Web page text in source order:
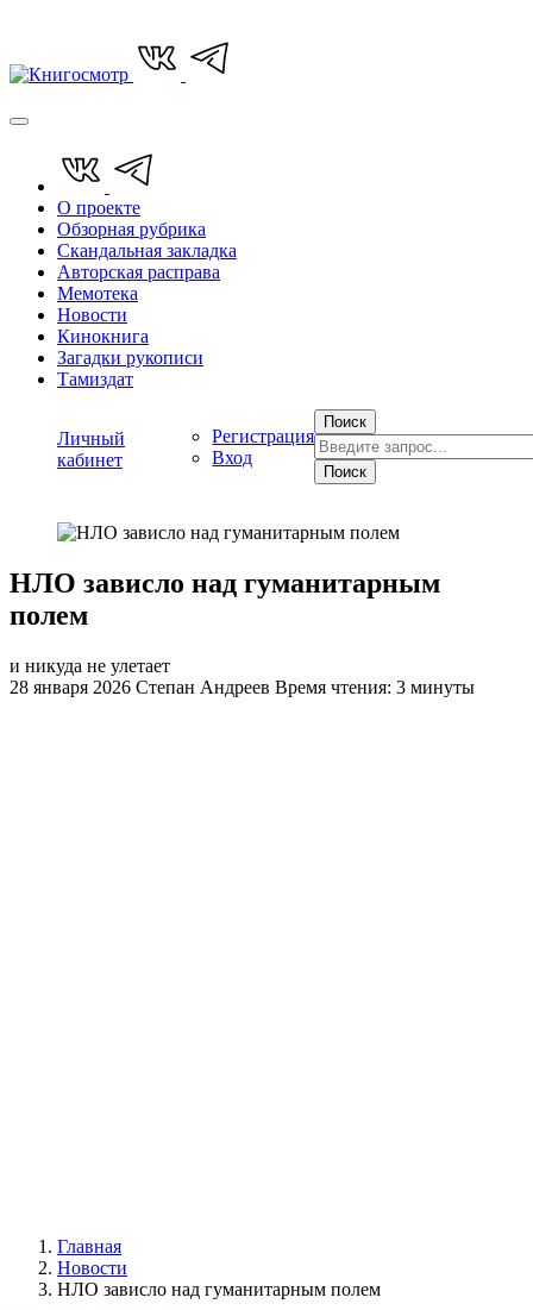
О проекте
Обзорная рубрика
Скандальная закладка
Авторская расправа
Мемотека
Новости
Кинокнига
Загадки рукописи
Тамиздат
Личный
кабинет
Регистрация
Вход
Поиск
Поиск
НЛО зависло над гуманитарным
полем
и никуда не улетает
28 января 2026 Степан Андреев Время чтения: 3 минуты
Главная
Новости
НЛО зависло над гуманитарным полем